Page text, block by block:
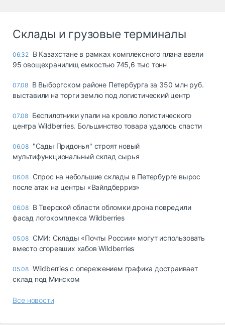
Склады и грузовые терминалы
06:32 В Казахстане в рамках комплексного плана ввели
95 овощехранилищ емкостью 745,6 тыс тонн
07.08 В Выборгском районе Петербурга за 350 млн руб.
выставили на торги землю под логистический центр
07.08 Беспилотники упали на кровлю логистического
центра Wildberries. Большинство товара удалось спасти
06.08 "Сады Придонья" строят новый
мультифункциональный склад сырья
06.08 Спрос на небольшие склады в Петербурге вырос
после атак на центры «Вайлдберриз»
06.08 В Тверской области обломки дрона повредили
фасад логокомплекса Wildberries
05.08 СМИ: Склады «Почты России» могут использовать
вместо сгоревших хабов Wildberries
05.08 Wildberries с опережением графика достраивает
склад под Минском
Все новости